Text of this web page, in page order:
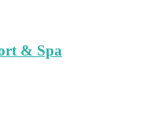
& Spa